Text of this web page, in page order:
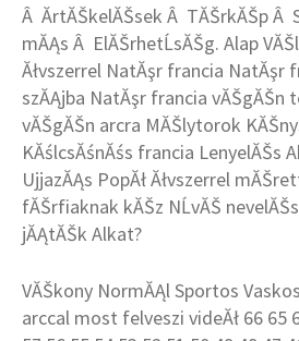
Â ĂrtĂŠkelĂŠsek Â TĂŠrkĂŠp Â
mĂĄs Â ElĂŠrhetĹsĂŠg. Alap
Ăłvszerrel NatĂşr francia NatĂşr
szĂĄjba NatĂşr francia vĂŠgĂŠn
vĂŠgĂŠn arcra MĂŠlytorok
KĂślcsĂśnĂśs francia LenyelĂŠs
UjjazĂĄs PopĂł Ăłvszerrel
fĂŠrfiaknak kĂŠz NĹvĂŠ
jĂĄtĂŠk Alkat?
VĂŠkony NormĂĄl Sportos
arccal most felveszi videĂł 66 65